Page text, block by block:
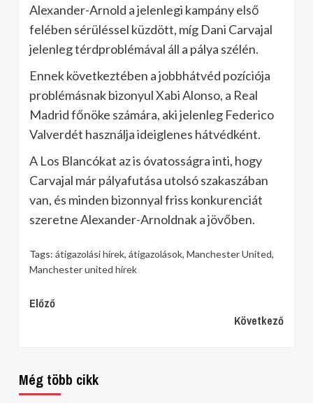
Alexander-Arnold a jelenlegi kampány első
felében sérüléssel küzdött, míg Dani Carvajal
jelenleg térdproblémával áll a pálya szélén.
Ennek következtében a jobbhátvéd pozíciója
problémásnak bizonyul Xabi Alonso, a Real
Madrid főnöke számára, aki jelenleg Federico
Valverdét használja ideiglenes hátvédként.
A Los Blancókat az is óvatosságra inti, hogy
Carvajal már pályafutása utolsó szakaszában
van, és minden bizonnyal friss konkurenciát
szeretne Alexander-Arnoldnak a jövőben.
Tags: átigazolási hírek, átigazolások, Manchester United,
Manchester united hírek
Continue
Előző
Következő
Még több cikk